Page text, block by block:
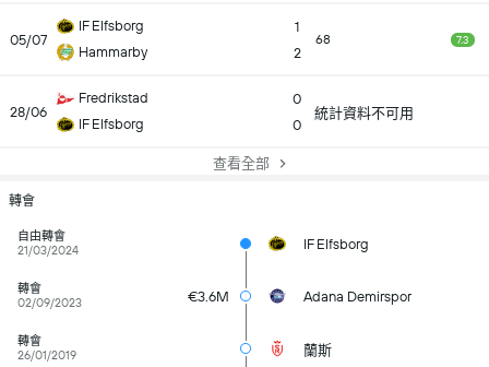
05/07
IF Elfsborg
Hammarby
1
2
68 7.3
28/06
Fredrikstad
IF Elfsborg
0
0
統計資料不可用
查看全部
轉會
自由轉會
21/03/2024
IF Elfsborg
轉會
02/09/2023
€3.6M Adana Demirspor
轉會
26/01/2019
蘭斯